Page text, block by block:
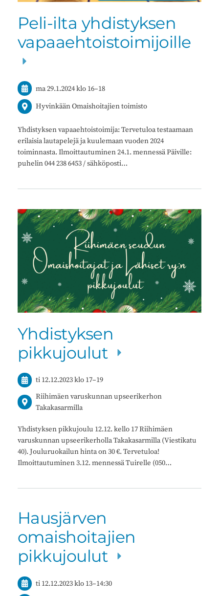
Peli-ilta yhdistyksen
vapaaehtoistoimijoille
ma 29.1.2024klo 16–18
Hyvinkään Omaishoitajien toimisto
Yhdistyksen vapaaehtoistoimija: Tervetuloa testaamaan
erilaisia lautapelejä ja kuulemaan vuoden 2024
toiminnasta. Ilmoittautuminen 24.1. mennessä Päiville:
puhelin 044 238 6453 / sähköposti…
Yhdistyksen
pikkujoulut
ti 12.12.2023klo 17–19
Riihimäen varuskunnan upseerikerhon
Takakasarmilla
Yhdistyksen pikkujoulu 12.12. kello 17 Riihimäen
varuskunnan upseerikerholla Takakasarmilla (Viestikatu
40). Jouluruokailun hinta on 30 €. Tervetuloa!
Ilmoittautuminen 3.12. mennessä Tuirelle (050…
Hausjärven
omaishoitajien
pikkujoulut
ti 12.12.2023klo 13–14:30